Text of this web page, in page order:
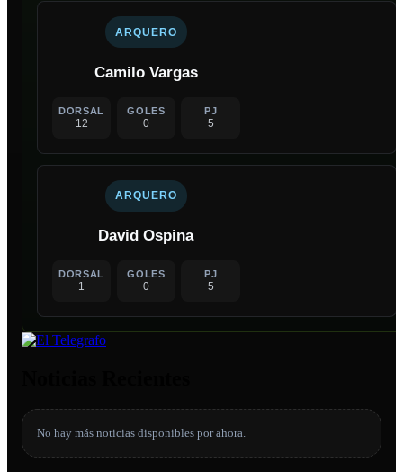
ARQUERO
Camilo Vargas
DORSAL
12
GOLES
0
PJ
5
ARQUERO
David Ospina
DORSAL
1
GOLES
0
PJ
5
No hay más noticias disponibles por ahora.